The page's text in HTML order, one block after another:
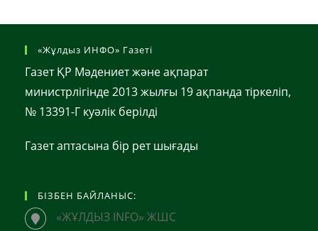
«Жұлдыз ИНФО» Газеті
Газет ҚР Мәдениет және ақпарат
министрлігінде 2013 жылғы 19 ақпанда тіркеліп,
№ 13391-Г куәлік берілді
Газет аптасына бір рет шығады
БІЗБЕН БАЙЛАНЫС:
«ЖҰЛДЫЗ INFO» ЖШС